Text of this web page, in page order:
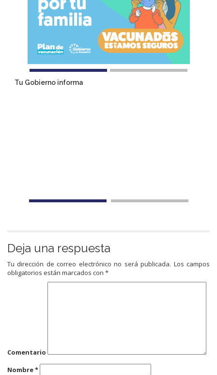
Tu Gobierno informa
Deja una respuesta
Tu dirección de correo electrónico no será publicada. Los campos
obligatorios están marcados con *
Comentario
Nombre*